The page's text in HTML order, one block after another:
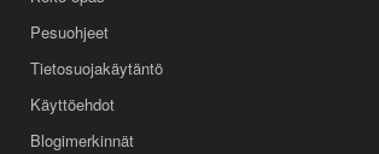
Pesuohjeet
Tietosuojakäytäntö
Käyttöehdot
Blogimerkinnät